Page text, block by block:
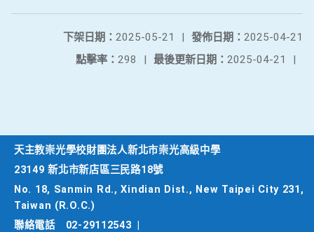
發佈日期： 2025-04-21
下架日期： 2025-05-21
|
最後更新日期： 2025-04-21 |
點擊率： 298 |
天主教崇光學校財團法人新北市崇光高級中學
23149 新北市新店區三民路18號
No. 18, Sanmin Rd., Xindian Dist., New Taipei City 231,
Taiwan (R.O.C.)
聯絡電話
02-29112543